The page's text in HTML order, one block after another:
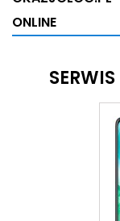
ONLINE